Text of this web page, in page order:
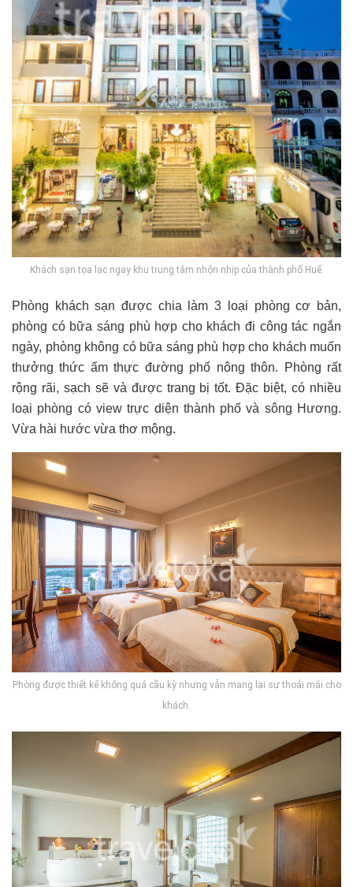
Khách sạn tọa lạc ngay khu trung tâm nhộn nhịp của thành phố Huế.
Phòng khách sạn được chia làm 3 loại phòng cơ bản,
phòng có bữa sáng phù hợp cho khách đi công tác ngắn
ngày, phòng không có bữa sáng phù hợp cho khách muốn
thưởng thức ẩm thực đường phố nông thôn. Phòng rất
rộng rãi, sạch sẽ và được trang bị tốt. Đặc biệt, có nhiều
loại phòng có view trực diện thành phố và sông Hương.
Vừa hài hước vừa thơ mộng.
Phòng được thiết kế không quá cầu kỳ nhưng vẫn mang lại sự thoải mái cho
khách.